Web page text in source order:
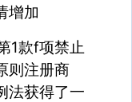
增加
1款f项禁止
则注册商
法获得了一